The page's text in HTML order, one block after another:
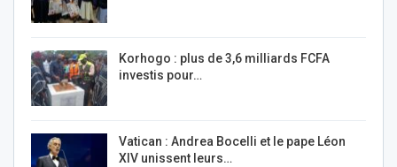
Korhogo : plus de 3,6 milliards FCFA
investis pour…
Vatican : Andrea Bocelli et le pape Léon
XIV unissent leurs…